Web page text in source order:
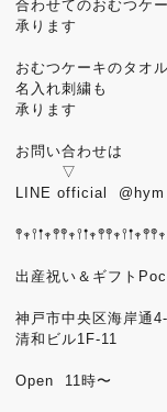
合わせてのおむつケ
承ります
おむつケーキのタオ
名入れ刺繍も
承ります
お問い合わせは
▽
LINE official
出産祝い＆ギフト
神戸市中央区海岸通
清和ビル1F-11
Open 11時〜